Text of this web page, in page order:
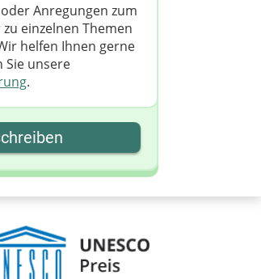
Anregungen zum
einzelnen Themen
helfen Ihnen gerne
Sie unsere
.